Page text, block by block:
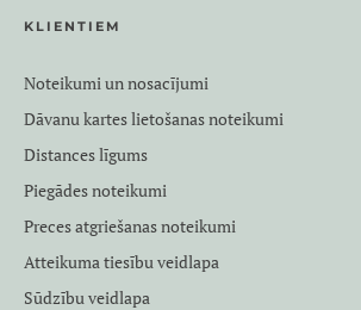
KLIENTIEM
Noteikumi un nosacījumi
Dāvanu kartes lietošanas noteikumi
Distances līgums
Piegādes noteikumi
Preces atgriešanas noteikumi
Atteikuma tiesību veidlapa
Sūdzību veidlapa